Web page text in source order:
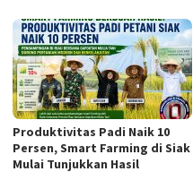
Produktivitas Padi Naik 10
Persen, Smart Farming di Siak
Mulai Tunjukkan Hasil